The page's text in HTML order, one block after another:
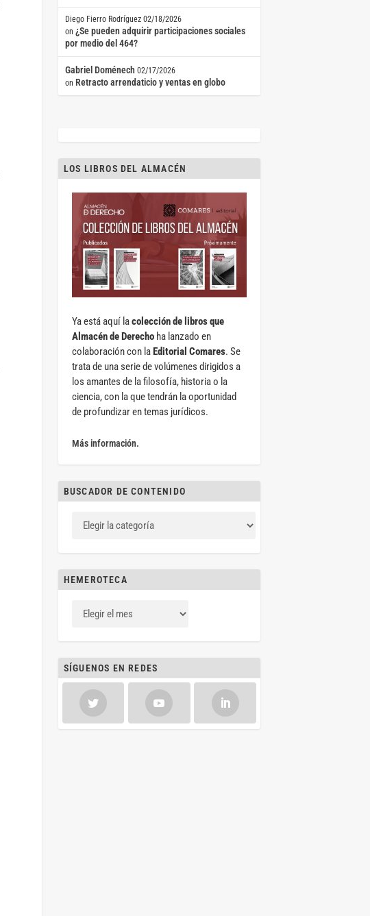
Diego Fierro Rodríguez 02/18/2026
on ¿Se pueden adquirir participaciones sociales
por medio del 464?
Gabriel Doménech 02/17/2026
on Retracto arrendaticio y ventas en globo
LOS LIBROS DEL ALMACÉN
Ya está aquí lacolección de libros que
Almacén de Derechoha lanzado en
colaboración con laEditorial Comares. Se
trata de una serie de volúmenes dirigidos a
los amantes de la filosofía, historia o la
ciencia, con la que tendrán la oportunidad
de profundizar en temas jurídicos.
Más información.
BUSCADOR DE CONTENIDO
HEMEROTECA
SÍGUENOS EN REDES